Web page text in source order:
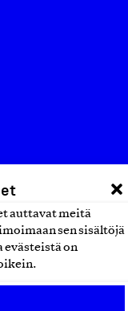
auttavat meitä
sen sisältöjä
evästeistä on